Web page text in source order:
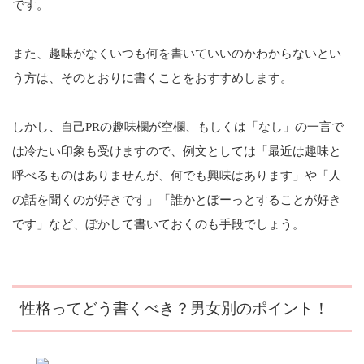
です。
また、趣味がなくいつも何を書いていいのかわからないとい
う方は、そのとおりに書くことをおすすめします。
しかし、自己PRの趣味欄が空欄、もしくは「なし」の一言で
は冷たい印象も受けますので、例文としては「最近は趣味と
呼べるものはありませんが、何でも興味はあります」や「人
の話を聞くのが好きです」「誰かとぼーっとすることが好き
です」など、ぼかして書いておくのも手段でしょう。
性格ってどう書くべき？男女別のポイント！